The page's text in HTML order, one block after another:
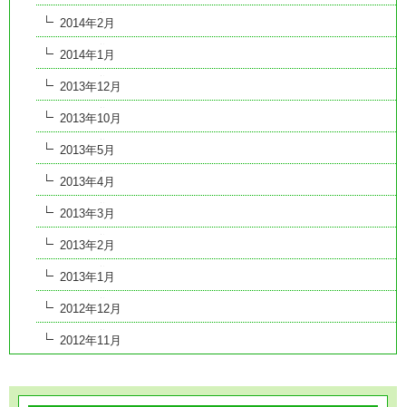
2014年2月
2014年1月
2013年12月
2013年10月
2013年5月
2013年4月
2013年3月
2013年2月
2013年1月
2012年12月
2012年11月